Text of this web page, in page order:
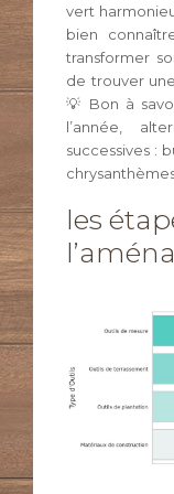
vert
bien
transformer
de trouver une
💡 Bon à
l’année,
successives :
les